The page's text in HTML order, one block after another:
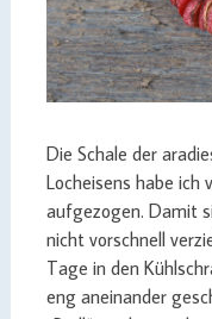
Die Schale der
Locheisens habe ich
aufgezogen. Damit
nicht vorschnell
Tage in den
eng aneinander